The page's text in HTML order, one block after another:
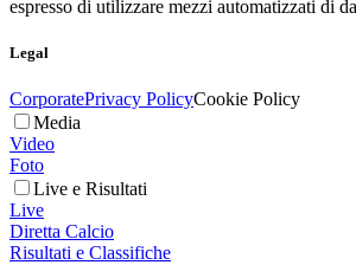
espresso di utilizzare mezzi automatizzati di
Legal
CorporatePrivacy PolicyCookie Policy
Media
Video
Foto
Live e Risultati
Live
Diretta Calcio
Risultati e Classifiche